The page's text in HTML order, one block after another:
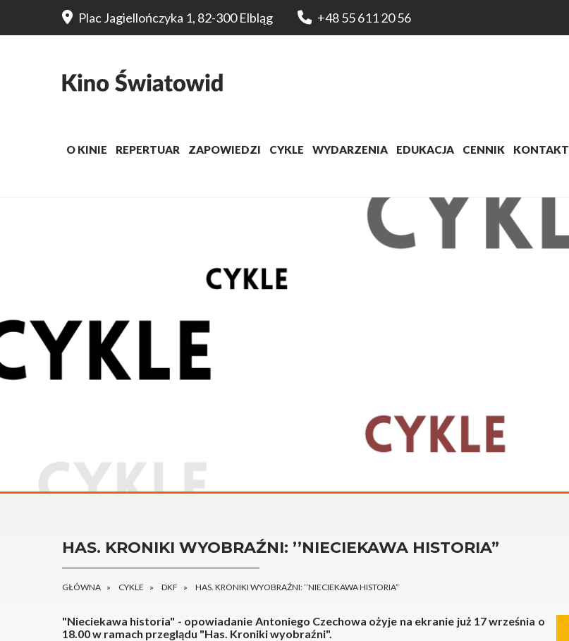
Plac Jagiellończyka 1, 82-300 Elbląg +48 55 611 20 56
O KINIE REPERTUAR ZAPOWIEDZI CYKLE WYDARZENIA EDUKACJA CENNIK KONTAKT
HAS. KRONIKI WYOBRAŹNI: ’’NIECIEKAWA HISTORIA”
GŁÓWNA CYKLE DKF HAS. KRONIKI WYOBRAŹNI: ’’NIECIEKAWA HISTORIA”
"Nieciekawa historia" - opowiadanie Antoniego Czechowa ożyje na ekranie już 17 września o
18.00 w ramach przeglądu "Has. Kroniki wyobraźni".